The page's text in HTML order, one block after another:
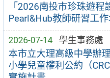
「2026南投市珍珠遊程
Pearl&Hub教師研習工
2026-07-14 學生事務處
本市立大理高級中學辦
小學兒童權利公約（